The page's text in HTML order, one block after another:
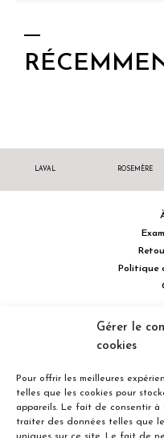
Gérer le
cookies
Pour offrir les meilleures
telles que les cookies pour
appareils. Le fait de consentir à
traiter des données telles que
LAVAL ROSEMÈRE
Politique
514
Concorde Est,